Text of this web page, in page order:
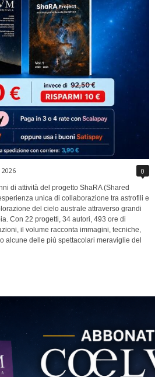
0
di attività del progetto ShaRA (Shared
unica di collaborazione tra astrofili e
del cielo australe attraverso grandi
Con 22 progetti, 34 autori, 493 ore di
il volume racconta immagini, tecniche,
alcune delle più spettacolari meraviglie del